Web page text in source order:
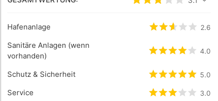
Hafenanlage bewertet2.6/
2.6
Sanitäre Anlagen (wenn
vorhanden)
bewertet4 /5
4.0
Schutz & Sicherheit bewertet5 /5
5.0
Service bewertet3 /5
3.0